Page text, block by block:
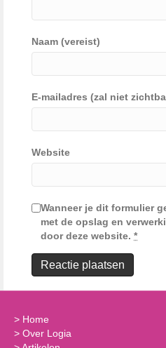
Naam (vereist)
E-mailadres (zal niet
Website
Wanneer je dit formulier
met de opslag en
door deze website. *
> Home
> Over Logia